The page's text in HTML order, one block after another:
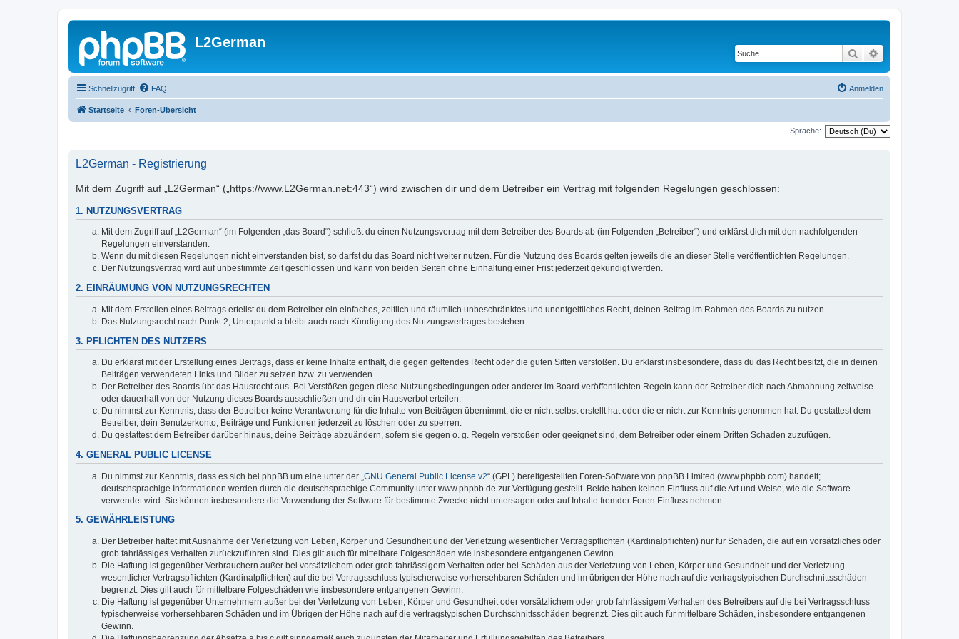
L2German
Suche
Schnellzugriff FAQ Anmelden
Startseite Foren-Übersicht
Sprache:
L2German - Registrierung
Mit dem Zugriff auf „L2German“ („https://www.L2German.net:443“) wird zwischen dir und dem Betreiber ein Vertrag mit folgenden Regelungen geschlossen:
1. NUTZUNGSVERTRAG
Mit dem Zugriff auf „L2German“ (im Folgenden „das Board“) schließt du einen Nutzungsvertrag mit dem Betreiber des Boards ab (im Folgenden „Betreiber“) und erklärst dich mit den nachfolgenden
Regelungen einverstanden.
Wenn du mit diesen Regelungen nicht einverstanden bist, so darfst du das Board nicht weiter nutzen. Für die Nutzung des Boards gelten jeweils die an dieser Stelle veröffentlichten Regelungen.
Der Nutzungsvertrag wird auf unbestimmte Zeit geschlossen und kann von beiden Seiten ohne Einhaltung einer Frist jederzeit gekündigt werden.
2. EINRÄUMUNG VON NUTZUNGSRECHTEN
Mit dem Erstellen eines Beitrags erteilst du dem Betreiber ein einfaches, zeitlich und räumlich unbeschränktes und unentgeltliches Recht, deinen Beitrag im Rahmen des Boards zu nutzen.
Das Nutzungsrecht nach Punkt 2, Unterpunkt a bleibt auch nach Kündigung des Nutzungsvertrages bestehen.
3. PFLICHTEN DES NUTZERS
Du erklärst mit der Erstellung eines Beitrags, dass er keine Inhalte enthält, die gegen geltendes Recht oder die guten Sitten verstoßen. Du erklärst insbesondere, dass du das Recht besitzt, die in deinen
Beiträgen verwendeten Links und Bilder zu setzen bzw. zu verwenden.
Der Betreiber des Boards übt das Hausrecht aus. Bei Verstößen gegen diese Nutzungsbedingungen oder anderer im Board veröffentlichten Regeln kann der Betreiber dich nach Abmahnung zeitweise
oder dauerhaft von der Nutzung dieses Boards ausschließen und dir ein Hausverbot erteilen.
Du nimmst zur Kenntnis, dass der Betreiber keine Verantwortung für die Inhalte von Beiträgen übernimmt, die er nicht selbst erstellt hat oder die er nicht zur Kenntnis genommen hat. Du gestattest dem
Betreiber, dein Benutzerkonto, Beiträge und Funktionen jederzeit zu löschen oder zu sperren.
Du gestattest dem Betreiber darüber hinaus, deine Beiträge abzuändern, sofern sie gegen o. g. Regeln verstoßen oder geeignet sind, dem Betreiber oder einem Dritten Schaden zuzufügen.
4. GENERAL PUBLIC LICENSE
Du nimmst zur Kenntnis, dass es sich bei phpBB um eine unter der „ GNU General Public License v2“ (GPL) bereitgestellten Foren-Software von phpBB Limited (www.phpbb.com) handelt;
deutschsprachige Informationen werden durch die deutschsprachige Community unter www.phpbb.de zur Verfügung gestellt. Beide haben keinen Einfluss auf die Art und Weise, wie die Software
verwendet wird. Sie können insbesondere die Verwendung der Software für bestimmte Zwecke nicht untersagen oder auf Inhalte fremder Foren Einfluss nehmen.
5. GEWÄHRLEISTUNG
Der Betreiber haftet mit Ausnahme der Verletzung von Leben, Körper und Gesundheit und der Verletzung wesentlicher Vertragspflichten (Kardinalpflichten) nur für Schäden, die auf ein vorsätzliches oder
grob fahrlässiges Verhalten zurückzuführen sind. Dies gilt auch für mittelbare Folgeschäden wie insbesondere entgangenen Gewinn.
Die Haftung ist gegenüber Verbrauchern außer bei vorsätzlichem oder grob fahrlässigem Verhalten oder bei Schäden aus der Verletzung von Leben, Körper und Gesundheit und der Verletzung
wesentlicher Vertragspflichten (Kardinalpflichten) auf die bei Vertragsschluss typischerweise vorhersehbaren Schäden und im übrigen der Höhe nach auf die vertragstypischen Durchschnittsschäden
begrenzt. Dies gilt auch für mittelbare Folgeschäden wie insbesondere entgangenen Gewinn.
Die Haftung ist gegenüber Unternehmern außer bei der Verletzung von Leben, Körper und Gesundheit oder vorsätzlichem oder grob fahrlässigem Verhalten des Betreibers auf die bei Vertragsschluss
typischerweise vorhersehbaren Schäden und im Übrigen der Höhe nach auf die vertragstypischen Durchschnittsschäden begrenzt. Dies gilt auch für mittelbare Schäden, insbesondere entgangenen
Gewinn.